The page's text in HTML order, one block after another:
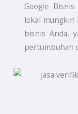
Google
lokal mungkin
bisnis Anda,
pertumbuhan